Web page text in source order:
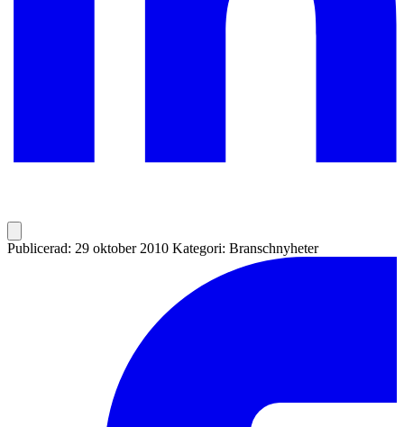
Publicerad: 29 oktober 2010 Kategori: Branschnyheter